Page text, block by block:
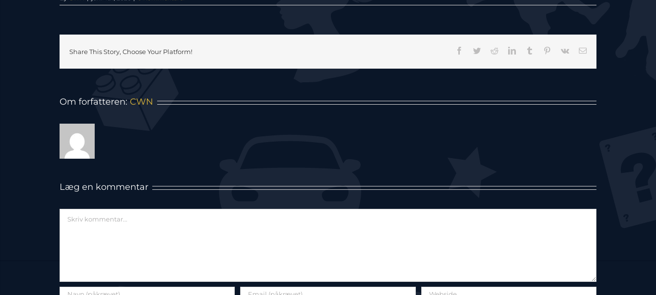
Share This Story, Choose Your Platform! Facebook
TwitterRedditLinkedInTumblr Pinterest
Vk
E-
Om forfatteren: CWN
Læg en kommentar